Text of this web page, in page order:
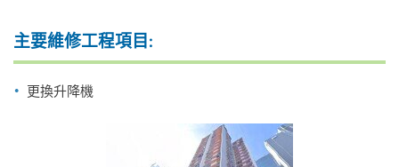
主要維修工程項目:
更換升降機